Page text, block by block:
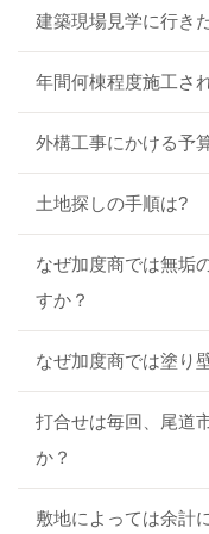
建築現場見学に行き
年間何棟程度施工さ
外構工事にかける予
土地探しの手順は?
なぜ加度商では無垢
すか？
なぜ加度商では塗り
打合せは毎回、尾道
か？
敷地によっては余計